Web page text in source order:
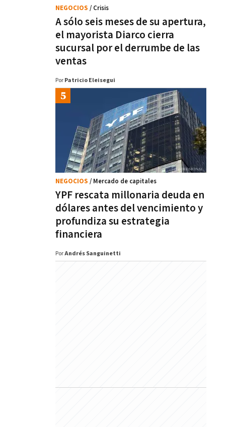
A sólo seis meses de su apertura,
el mayorista Diarco cierra
sucursal por el derrumbe de las
ventas
NEGOCIOS / Crisis
Por Patricio Eleisegui
YPF rescata millonaria deuda en
dólares antes del vencimiento y
profundiza su estrategia
financiera
NEGOCIOS / Mercado de capitales
PorAndrés Sanguinetti